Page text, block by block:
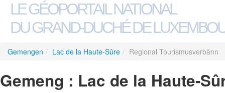
LE GÉOPORTAIL NATIONAL
DU GRAND-DUCHÉ DE
Gemengen / Lac de la Haute-Sûre / Regional Tourismusverbänn
Gemeng : Lac de la Haute-